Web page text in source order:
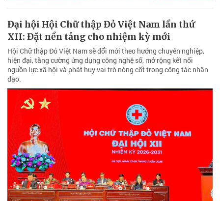
Đại hội Hội Chữ thập Đỏ Việt Nam lần thứ
XII: Đặt nền tảng cho nhiệm kỳ mới
Hội Chữ thập Đỏ Việt Nam sẽ đổi mới theo hướng chuyên nghiệp,
hiện đại, tăng cường ứng dụng công nghệ số, mở rộng kết nối
nguồn lực xã hội và phát huy vai trò nòng cốt trong công tác nhân
đạo.